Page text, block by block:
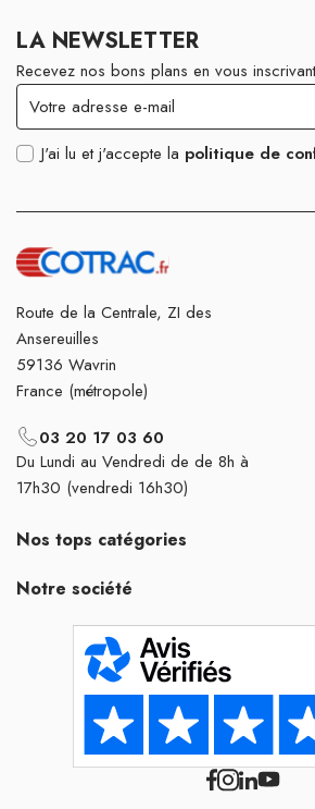
LA NEWSLETTER
Recevez nos bons plans en vous
J'ai lu et j'accepte la politique de
Route de la Centrale, ZI des
Ansereuilles
59136 Wavrin
France (métropole)
03 20 17 03 60
Du Lundi au Vendredi de de 8h à
17h30 (vendredi 16h30)
Nos tops catégories
Notre société